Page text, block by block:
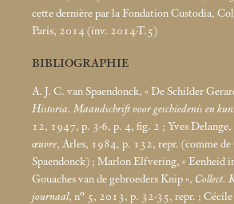
cette dernière par la Fondation Custodia,
Paris, 2014 (inv. 2014-T.5)
BIBLIOGRAPHIE
A. J. C. van Spaendonck, «De Schilder
Historia. Maandschrift voor geschiedenis en
12, 1947, p. 3-6, p. 4, fig. 2 ; Yves Delange,
œuvre, Arles, 1984, p. 132, repr. (comme de
Spaendonck) ; Marlon Elfvering, «Eenheid
Gouaches van de gebroeders Knip», Collect.
journaal, n° 5, 2013, p. 32-35, repr. ;